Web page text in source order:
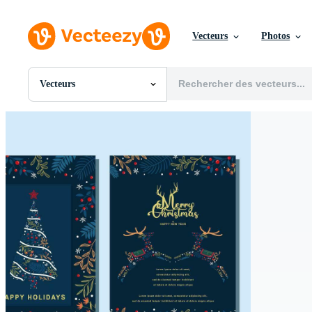
Vecteurs Photos
Vecteurs
Toutes Images
SVGs
Modèles
Vecteurs
Vidéos
Motion graphics
Images Éditoriales
Événements Éditoriaux